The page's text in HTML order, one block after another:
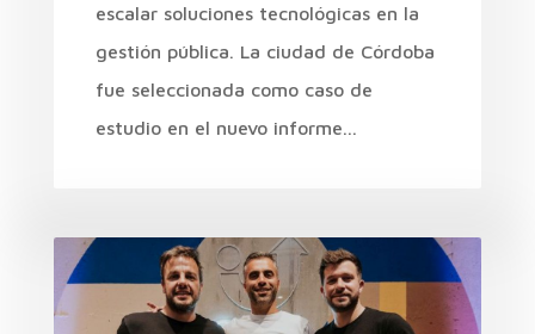
escalar soluciones tecnológicas en la
gestión pública. La ciudad de Córdoba
fue seleccionada como caso de
estudio en el nuevo informe...